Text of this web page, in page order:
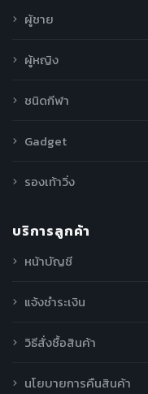
ผู้ชาย
ผู้หญิง
ชนิดกีฬา
Gadget
รองเท้าวิ่ง
บริการลูกค้า
หน้าบัญชี
แจ้งชำระเงิน
วิธีสั่งซื้อสินค้า
นโยบายการคืนสินค้า